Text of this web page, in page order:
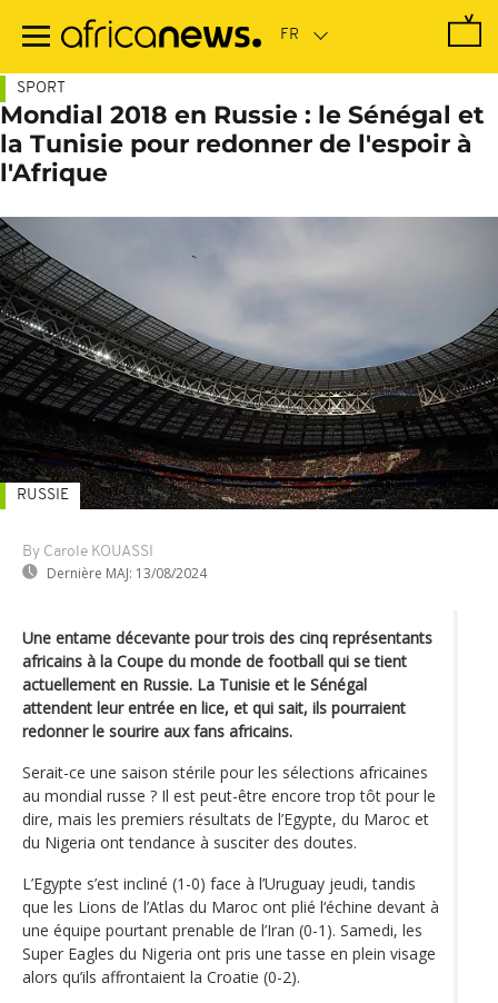
contenu
SPORT
Mondial 2018 en Russie : le Sénégal et
la Tunisie pour redonner de l'espoir à
l'Afrique
By Carole KOUASSI
Dernière MAJ: 13/08/2024
RUSSIE
Une entame décevante pour trois des cinq représentants
africains à la Coupe du monde de football qui se tient
actuellement en Russie. La Tunisie et le Sénégal
attendent leur entrée en lice, et qui sait, ils pourraient
redonner le sourire aux fans africains.
Serait-ce une saison stérile pour les sélections africaines
au mondial russe ? Il est peut-être encore trop tôt pour le
dire, mais les premiers résultats de l’Egypte, du Maroc et
du Nigeria ont tendance à susciter des doutes.
L’Egypte s’est incliné (1-0) face à l’Uruguay jeudi, tandis
que les Lions de l’Atlas du Maroc ont plié l‘échine devant à
une équipe pourtant prenable de l’Iran (0-1). Samedi, les
Super Eagles du Nigeria ont pris une tasse en plein visage
alors qu’ils affrontaient la Croatie (0-2).